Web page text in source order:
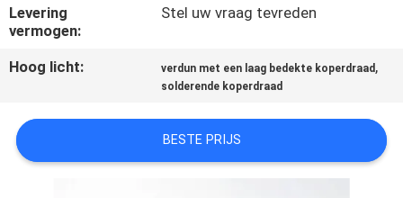
OM EEN
CITAAT
SITEMAP
PRIVACY
Levering
vermogen:
Stel uw vraag tevreden
Hoog licht: verdun met een laag bedekte koperdraad ,
solderende koperdraad
BESTE PRIJS